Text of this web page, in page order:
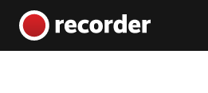
Main Navigation